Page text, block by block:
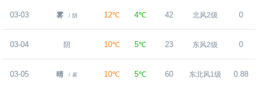
03-03 雾 / 阴 12℃ 4℃ 42 北风2级 0
03-04 阴 10℃ 5℃ 23 东风2级 0
03-05 晴 / 雾 10℃ 5℃ 60 东北风1级 0.88